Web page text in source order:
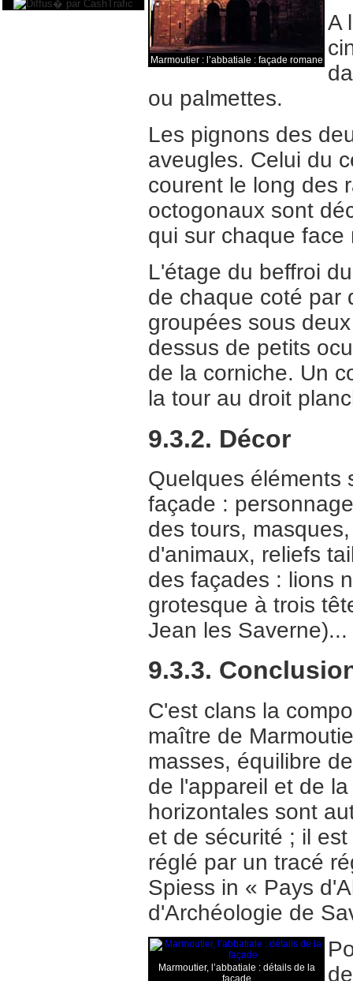
Marmoutier : l’abbatiale : façade romane
A
ou palmettes.
Les pignons des
aveugles. Celui du
courent le long des
octogonaux sont
qui sur chaque
L'étage du beffroi
de chaque coté par
groupées sous
dessus de petits
de la corniche. Un
la tour au droit
9.3.2. Décor
Quelques éléments
façade :
des tours,
d'animaux, reliefs
des façades : lions
grotesque à trois
Jean les Saverne)...
9.3.3.
C'est clans la
maître de
masses, équilibre
de l'appareil et de
horizontales sont
et de sécurité ; il
réglé par un tracé
Spiess in « Pays
d'Archéologie de
Marmoutier, l’abbatiale : détails de la
façade